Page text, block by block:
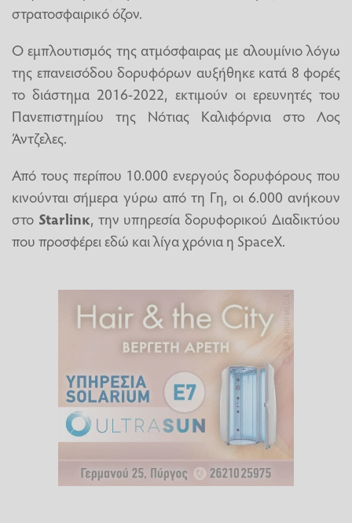
στρατοσφαιρικό όζον.
Ο εμπλουτισμός της ατμόσφαιρας με αλουμίνιο λόγω
της επανεισόδου δορυφόρων αυξήθηκε κατά 8 φορές
το διάστημα 2016-2022, εκτιμούν οι ερευνητές του
Πανεπιστημίου της Νότιας Καλιφόρνια στο Λος
Άντζελες.
Από τους περίπου 10.000 ενεργούς δορυφόρους που
κινούνται σήμερα γύρω από τη Γη, οι 6.000 ανήκουν
στο Starlinκ, την υπηρεσία δορυφορικού Διαδικτύου
που προσφέρει εδώ και λίγα χρόνια η SpaceΧ.